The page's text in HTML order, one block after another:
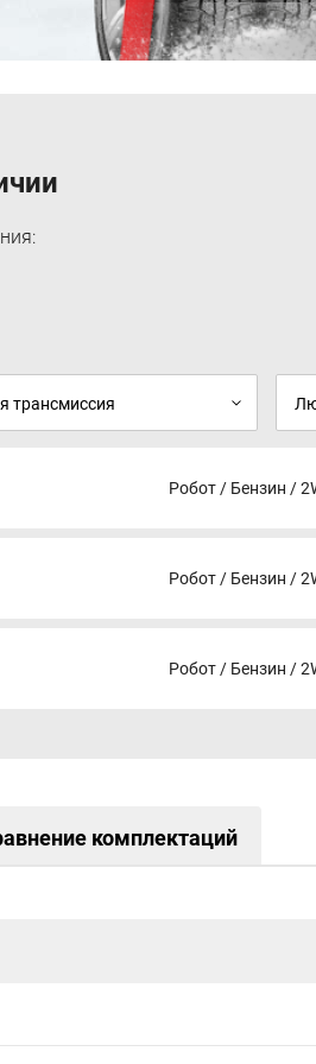
Робот / Бензин /
Робот / Бензин /
Робот / Бензин /
комплектаций